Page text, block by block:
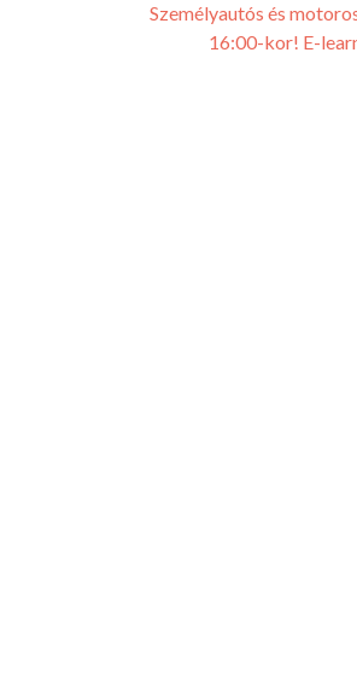
Személyautós és
16:00-kor! E-